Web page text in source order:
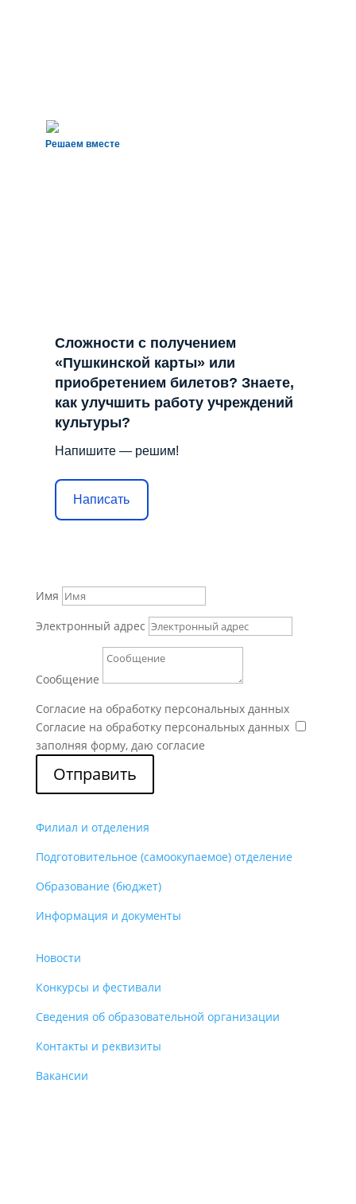
Решаем вместе
Сложности с получением
«Пушкинской карты» или
приобретением билетов? Знаете,
как улучшить работу учреждений
культуры?
Напишите — решим!
Написать
Имя
Электронный адрес
Сообщение
Согласие на обработку персональных данных
Согласие на обработку персональных данных
заполняя форму, даю согласие
Отправить
Филиал и отделения
Подготовительное (самоокупаемое) отделение
Образование (бюджет)
Информация и документы
Новости
Конкурсы и фестивали
Сведения об образовательной организации
Контакты и реквизиты
Вакансии